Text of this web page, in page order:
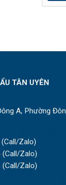
TÂN UYÊN
A, Phường
Zalo)
Zalo)
Zalo)